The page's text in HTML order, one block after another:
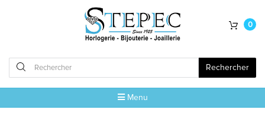
Rechercher
0
Menu